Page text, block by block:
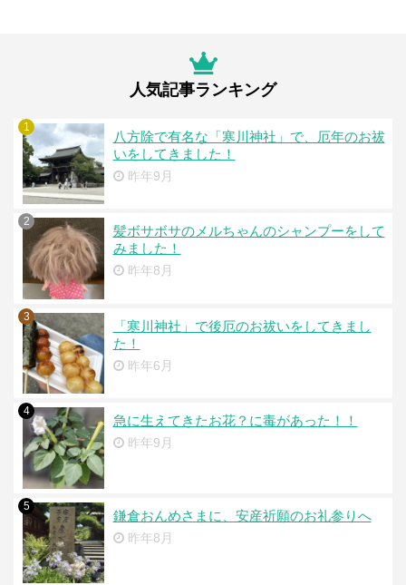
人気記事ランキング
1
八方除で有名な「寒川神社」で、厄年のお祓
いをしてきました！
昨年9月
2
髪ボサボサのメルちゃんのシャンプーをして
みました！
昨年8月
3
「寒川神社」で後厄のお祓いをしてきまし
た！
昨年6月
4
急に生えてきたお花？に毒があった！！
昨年9月
5
鎌倉おんめさまに、安産祈願のお礼参りへ
昨年8月